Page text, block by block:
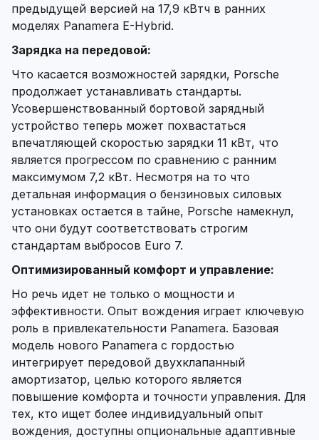
предыдущей версией на 17,9 кВтч в ранних
моделях Panamera E-Hybrid.
Зарядка на передовой:
Что касается возможностей зарядки, Porsche
продолжает устанавливать стандарты.
Усовершенствованный бортовой зарядный
устройство теперь может похвастаться
впечатляющей скоростью зарядки 11 кВт, что
является прогрессом по сравнению с ранним
максимумом 7,2 кВт. Несмотря на то что
детальная информация о бензиновых силовых
установках остается в тайне, Porsche намекнул,
что они будут соответствовать строгим
стандартам выбросов Euro 7.
Оптимизированный комфорт и управление:
Но речь идет не только о мощности и
эффективности. Опыт вождения играет ключевую
роль в привлекательности Panamera. Базовая
модель нового Panamera с гордостью
интегрирует передовой двухклапанный
амортизатор, целью которого является
повышение комфорта и точности управления. Для
тех, кто ищет более индивидуальный опыт
вождения, доступны опциональные адаптивные